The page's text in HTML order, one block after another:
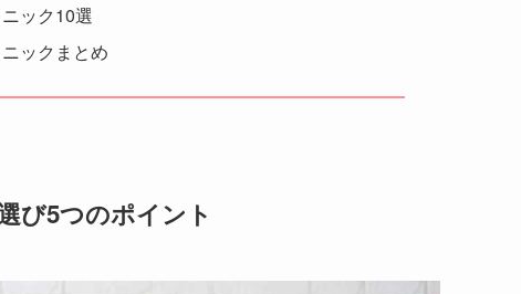
ック10選
ックまとめ
び5つのポイント